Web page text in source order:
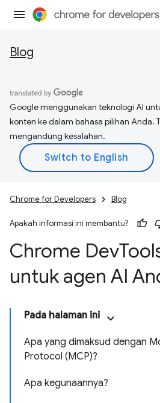
Blog
Google menggunakan teknologi AI
konten ke dalam bahasa pilihan Anda.
mengandung kesalahan.
Chrome for Developers Blog
Apakah informasi ini membantu?
Chrome Dev
untuk agen AI
Pada halaman ini
Apa yang dimaksud dengan
Protocol (MCP)?
Apa kegunaannya?